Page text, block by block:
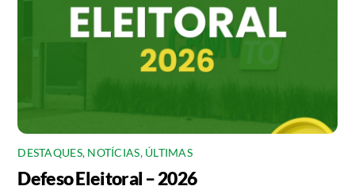
DESTAQUES, NOTÍCIAS, ÚLTIMAS
Defeso Eleitoral – 2026